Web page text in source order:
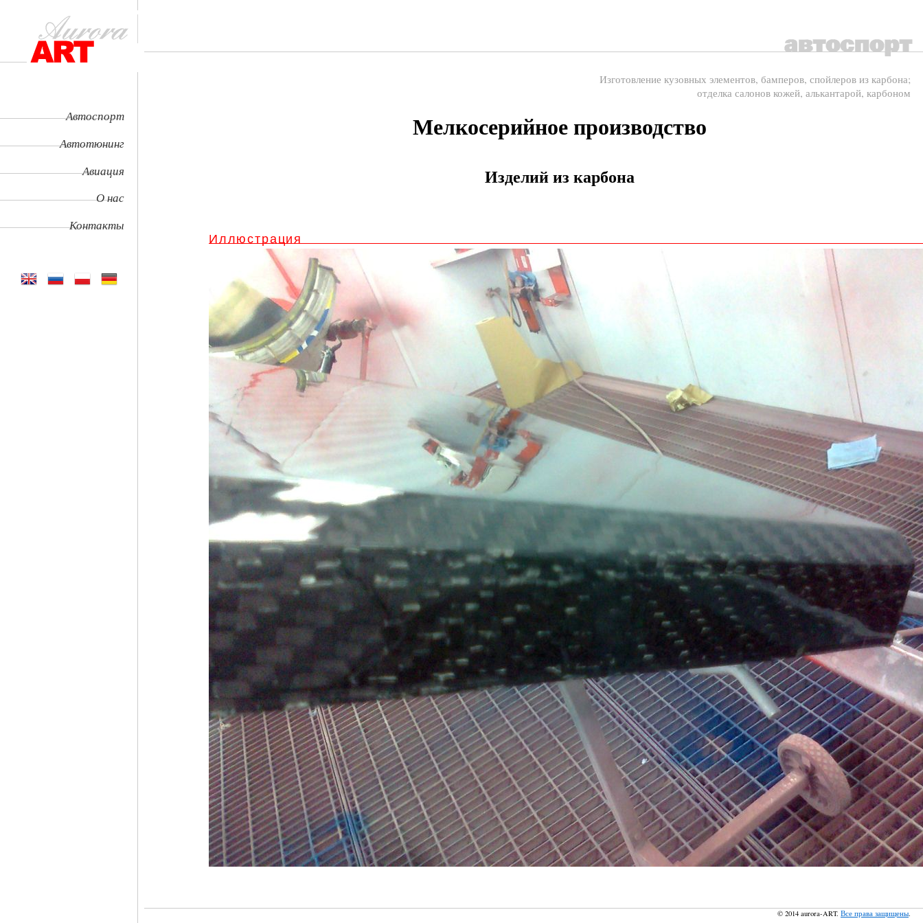
Автоспорт
Автотюнинг
Авиация
О нас
Контакты
Изготовление кузовных элементов, бамперов, спойлеров из карбона;
отделка салонов кожей, алькантарой, карбоном
Мелкосерийное производство
Изделий из карбона
Иллюстрация
© 2014 aurora-ART. Все права защищены.